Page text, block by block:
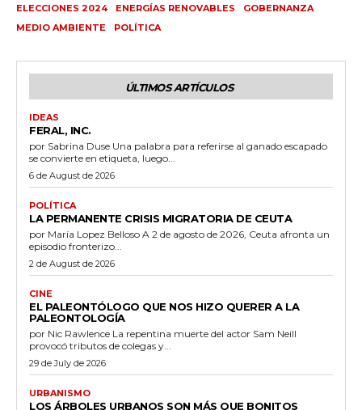
ELECCIONES 2024
ENERGÍAS RENOVABLES
GOBERNANZA
MEDIO AMBIENTE
POLÍTICA
ÚLTIMOS ARTÍCULOS
IDEAS
FERAL, INC.
por Sabrina Duse Una palabra para referirse al ganado escapado
se convierte en etiqueta, luego...
6 de August de 2026
POLÍTICA
LA PERMANENTE CRISIS MIGRATORIA DE CEUTA
por María Lopez Belloso A 2 de agosto de 2026, Ceuta afronta un
episodio fronterizo...
2 de August de 2026
CINE
EL PALEONTÓLOGO QUE NOS HIZO QUERER A LA
PALEONTOLOGÍA
por Nic Rawlence La repentina muerte del actor Sam Neill
provocó tributos de colegas y...
29 de July de 2026
URBANISMO
LOS ÁRBOLES URBANOS SON MÁS QUE BONITOS